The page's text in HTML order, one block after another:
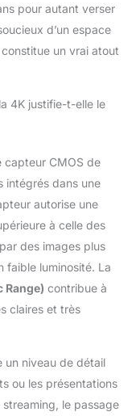
simplement
et soyez en
et le coût
ou
30 FPS :
de la
vidéos
absolue
des deux
Razer Kiyo
en
avancés de
pour autant verser
d’un espace
un vrai atout
4K justifie-t-elle le
CMOS de
intégrés dans une
autorise une
à celle des
des images plus
faible luminosité. La
Range) contribue à
claires et très
un niveau de détail
ou les présentations
le passage